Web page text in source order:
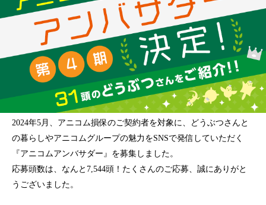
2024年5月、アニコム損保のご契約者を対象に、どうぶつさんと
の暮らしやアニコムグループの魅力をSNSで発信していただく
『アニコムアンバサダー』を募集しました。
応募頭数は、なんと7,544頭！たくさんのご応募、誠にありがと
うございました。